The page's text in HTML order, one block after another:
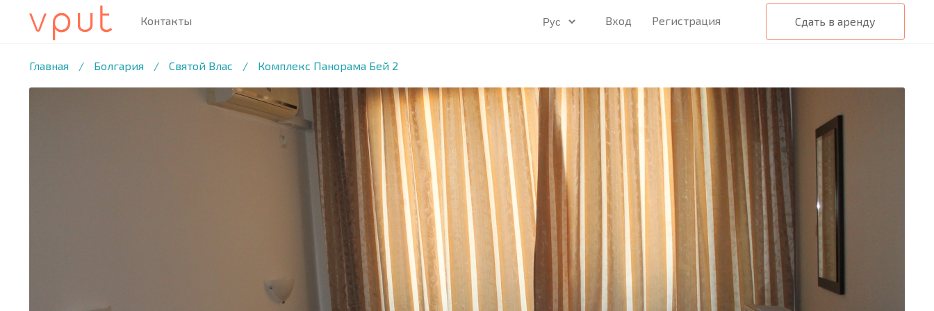
Сдать в аренду
Вход Регистрация
Контакты
Главная / Болгария / Святой Влас / Комплекс Панорама Бей 2
1 /11 ФОТО